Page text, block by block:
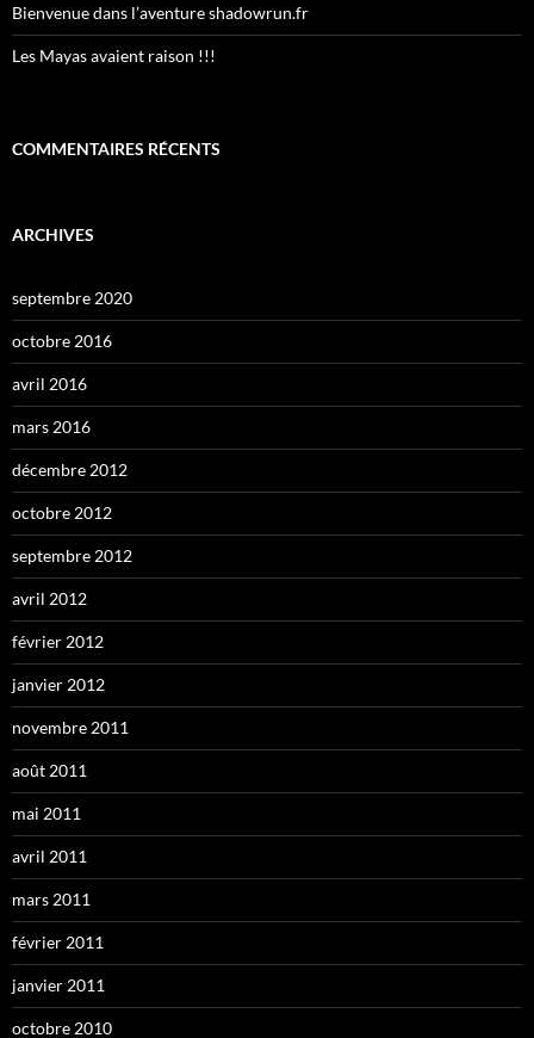
Bienvenue dans l’aventure shadowrun.fr
Les Mayas avaient raison !!!
COMMENTAIRES RÉCENTS
ARCHIVES
septembre 2020
octobre 2016
avril 2016
mars 2016
décembre 2012
octobre 2012
septembre 2012
avril 2012
février 2012
janvier 2012
novembre 2011
août 2011
mai 2011
avril 2011
mars 2011
février 2011
janvier 2011
octobre 2010